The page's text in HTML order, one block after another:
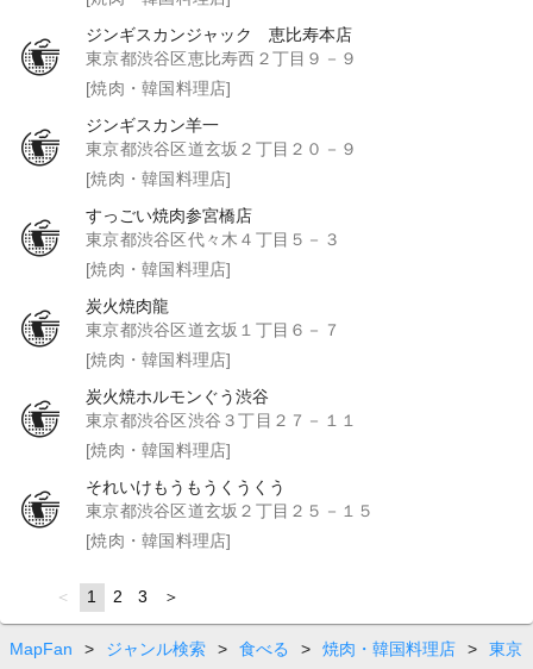
ジンギスカンジャック 恵比寿本店
東京都渋谷区恵比寿西２丁目９－９
[焼肉・韓国料理店]
ジンギスカン羊一
東京都渋谷区道玄坂２丁目２０－９
[焼肉・韓国料理店]
すっごい焼肉参宮橋店
東京都渋谷区代々木４丁目５－３
[焼肉・韓国料理店]
炭火焼肉龍
東京都渋谷区道玄坂１丁目６－７
[焼肉・韓国料理店]
炭火焼ホルモンぐう渋谷
東京都渋谷区渋谷３丁目２７－１１
[焼肉・韓国料理店]
それいけもうもうくうくう
東京都渋谷区道玄坂２丁目２５－１５
[焼肉・韓国料理店]
page
You're
on
page
1 page
2 page
3 page
MapFan > ジャンル検索 > 食べる > 焼肉・韓国料理店 >
東京